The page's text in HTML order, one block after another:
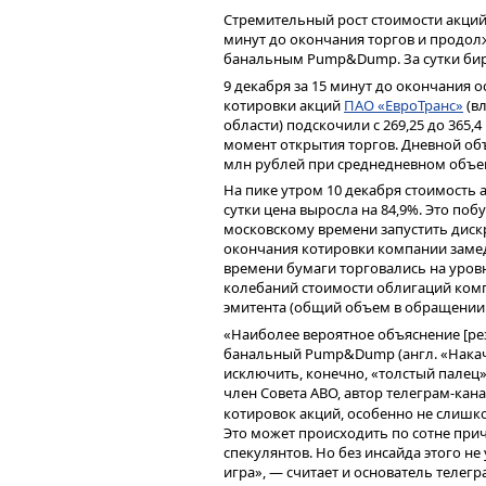
рынок. Большую роль в этом,
грамотно структурированы
интересам. И вот, читая на «Пульсе»
сам могу делать такие материалы.
получил в вузе, и большой опыт
обзоры об эмитентах и рынке,
втянулся.
— Где вы учились?
— Я обучался на факультете
субстанция, которая находится на
антропологии и некого интуитивно-
Соответственно мое
экономический блок. Но
тех знаний, которые нам
С улыбкой вспоминаю, как 20 с
лекцияхТамары Викторовны
отчетности. Учила разбираться в
выуживать из них какую-то
зачем мне вся эта ерунда, ведь я
абсолютно неинтересно. И вот
одном из мероприятий Ассоциации
Стремительный рост стоимости
минут до окончания торгов и
банальным Pump&Dump. За сутки
9 декабря за 15 минут до окончания
котировки акций ПАО «ЕвроТранс»
области) подскочили с 269,25 до
момент открытия торгов. Дневной
млн рублей при среднедневном
На пике утром 10 декабря стоимость
сутки цена выросла на 84,9%. Это
московскому времени запустить
окончания котировки компании
времени бумаги торговались на
колебаний стоимости облигаций
эмитента (общий объем в
«Наиболее вероятное объяснение
банальный Pump&Dump (англ.
исключить, конечно, «толстый
член Совета АВО, автор телеграм-
котировок акций, особенно не
Это может происходить по сотне
спекулянтов. Но без инсайда этого
игра», — считает и основатель